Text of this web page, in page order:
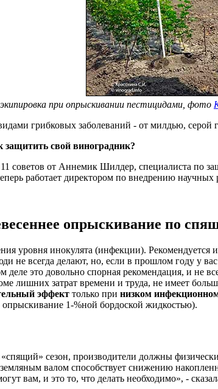
при опрыскивании пестицидами, фото
грибковых заболеваний - от милдью,
свой виноградник?
советов от Аннемик Шилдер, специалиста по
работает директором по внедрению научных
опрыскивание по
уровня инокулята (инфекции).
не всегда делают, но, если в прошлом году у
деле это довольно спорная рекомендация, и не
лишних затрат времени и труда, не имеет
эффект только при низком
опрыскивание 1-%ной бордоской жидкостью).
сезон, производители должны
валом способствует снижению
вам, и это то, что делать необходимо», -